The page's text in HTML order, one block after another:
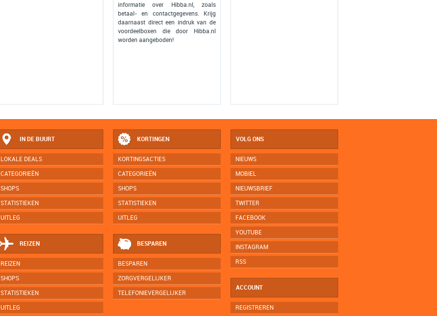
informatie over Hibba.nl, zoals
betaal- en contactgegevens. Krijg
daarnaast direct een indruk van de
voordeelboxen die door Hibba.nl
worden aangeboden!
IN DE BUURT
LOKALE DEALS
CATEGORIEËN
SHOPS
STATISTIEKEN
UITLEG
KORTINGEN
KORTINGSACTIES
CATEGORIEËN
SHOPS
STATISTIEKEN
UITLEG
REIZEN
REIZEN
SHOPS
STATISTIEKEN
UITLEG
BESPAREN
BESPAREN
ZORGVERGELIJKER
TELEFONIEVERGELIJKER
VOLG ONS
NIEUWS
MOBIEL
NIEUWSBRIEF
TWITTER
FACEBOOK
YOUTUBE
INSTAGRAM
RSS
ACCOUNT
REGISTREREN